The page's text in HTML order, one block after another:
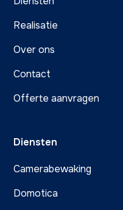
Realisatie
Over ons
Contact
Offerte aanvragen
Diensten
Camerabewaking
Domotica